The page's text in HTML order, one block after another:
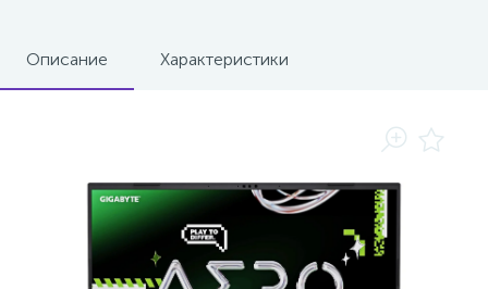
Описание Характеристики